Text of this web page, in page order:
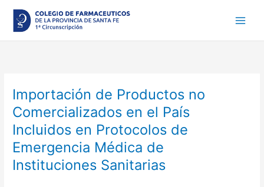
contenido
Importación de Productos no
Comercializados en el País
Incluidos en Protocolos de
Emergencia Médica de
Instituciones Sanitarias
Importación
de
Productos
no
Comercializados
el